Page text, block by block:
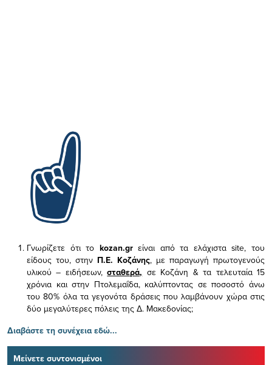
Γνωρίζετε ότι το kozan.gr είναι από τα ελάχισταsite, του
είδους του, στην Π.Ε. Κοζάνης, με παραγωγή πρωτογενούς
υλικού – ειδήσεων,σταθερά, σε Κοζάνη & τα τελευταία 15
χρόνια και στην Πτολεμαΐδα, καλύπτοντας σε ποσοστό άνω
του 80% όλα τα γεγονότα δράσεις που λαμβάνουν χώρα στις
δύο μεγαλύτερες πόλεις της Δ. Μακεδονίας;
Διαβάστε τη συνέχεια εδώ...
Μείνετε συντονισμένοι